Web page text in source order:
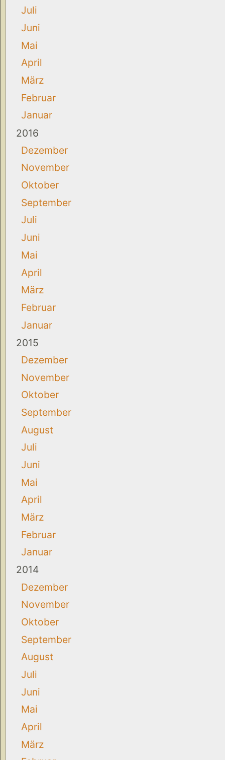
Juli
Juni
Mai
April
März
Februar
Januar
2016
Dezember
November
Oktober
September
Juli
Juni
Mai
April
März
Februar
Januar
2015
Dezember
November
Oktober
September
August
Juli
Juni
Mai
April
März
Februar
Januar
2014
Dezember
November
Oktober
September
August
Juli
Juni
Mai
April
März